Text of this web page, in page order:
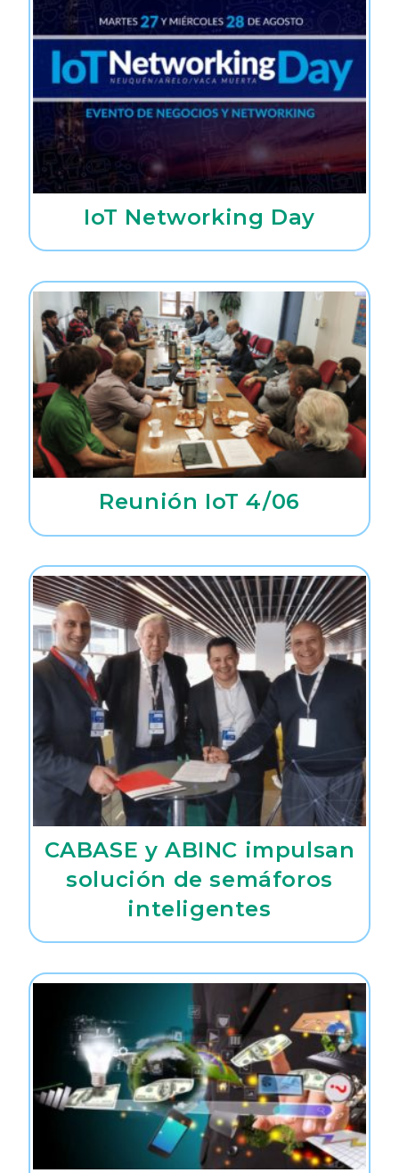
IoT Networking Day
Reunión IoT 4/06
CABASE y ABINC impulsan
solución de semáforos
inteligentes